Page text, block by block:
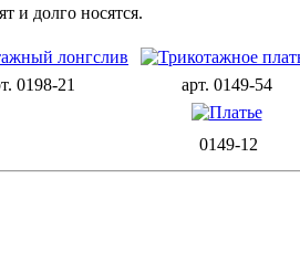
и долго носятся.
0198-21 арт. 0149-54
0149-12